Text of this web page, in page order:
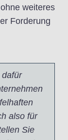
weiteres
Forderung
also für
Sie